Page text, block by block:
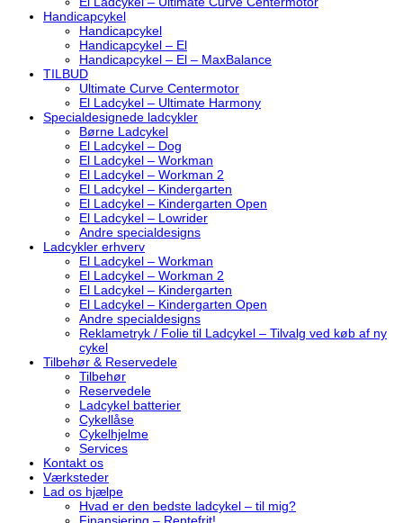
Handicapcykel
Handicapcykel
Handicapcykel – El
Handicapcykel – El – MaxBalance
TILBUD
Ultimate Curve Centermotor
El Ladcykel – Ultimate Harmony
Specialdesignede ladcykler
Børne Ladcykel
El Ladcykel – Dog
El Ladcykel – Workman
El Ladcykel – Workman 2
El Ladcykel – Kindergarten
El Ladcykel – Kindergarten Open
El Ladcykel – Lowrider
Andre specialdesigns
Ladcykler erhverv
El Ladcykel – Workman
El Ladcykel – Workman 2
El Ladcykel – Kindergarten
El Ladcykel – Kindergarten Open
Andre specialdesigns
Reklametryk / Folie til Ladcykel – Tilvalg ved køb af ny
cykel
Tilbehør & Reservedele
Tilbehør
Reservedele
Ladcykel batterier
Cykellåse
Cykelhjelme
Services
Kontakt os
Værksteder
Lad os hjælpe
Hvad er den bedste ladcykel – til mig?